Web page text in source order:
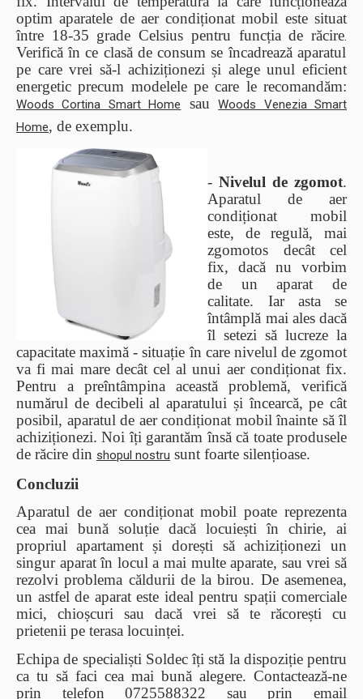
optim aparatele de aer condiționat mobil este situat
între 18-35 grade Celsius pentru funcția de răcire.
Verifică în ce clasă de consum se încadrează aparatul
pe care vrei să-l achiziționezi și alege unul eficient
energetic precum modelele pe care le recomandăm:
Woods Cortina Smart Home sauWoods Venezia Smart
Home, de exemplu.
-Nivelul de zgomot.
Aparatul de aer
condiționat mobil
este, de regulă, mai
zgomotos decât cel
fix, dacă nu vorbim
de un aparat de
calitate. Iar asta se
întâmplă mai ales dacă
îl setezi să lucreze la
capacitate maximă - situație în care nivelul de zgomot
va fi mai mare decât cel al unui aer condiționat fix.
Pentru a preîntâmpina această problemă, verifică
numărul de decibeli al aparatului și încearcă, pe cât
posibil, aparatul de aer condiționat mobil înainte să îl
achiziționezi. Noi îți garantăm însă că toate produsele
de răcire din shopul nostru sunt foarte silențioase.
Concluzii
Aparatul de aer condiționat mobil poate reprezenta
cea mai bună soluție dacă locuiești în chirie, ai
propriul apartament și dorești să achiziționezi un
singur aparat în locul a mai multe aparate, sau vrei să
rezolvi problema căldurii de la birou. De asemenea,
un astfel de aparat este ideal pentru spații comerciale
mici, chioșcuri sau dacă vrei să te răcorești cu
prietenii pe terasa locuinței.
Echipa de specialiști Soldec îți stă la dispoziție pentru
ca tu să faci cea mai bună alegere. Contactează-ne
prin telefon 0725588322 sau prin email